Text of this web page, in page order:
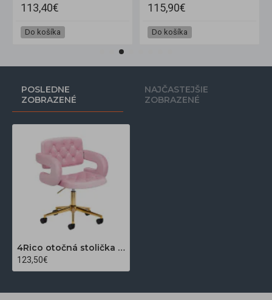
113,40€
Do košíka
115,90€
Do košíka
POSLEDNE
ZOBRAZENÉ
NAJČASTEJŠIE
ZOBRAZENÉ
4Rico otočná stolička QS-OF213G zamatovo ružová
123,50€